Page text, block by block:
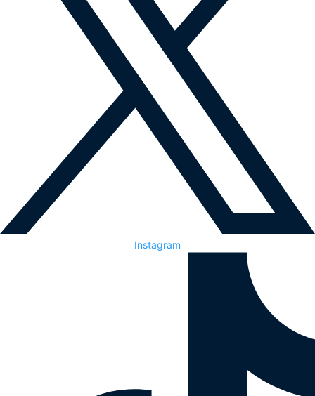
Instagram